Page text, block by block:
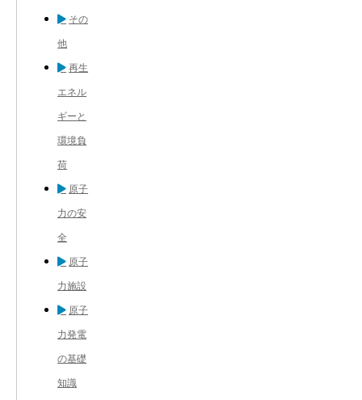
その
他
再生
エネル
ギーと
環境負
荷
原子
力の安
全
原子
力施設
原子
力発電
の基礎
知識